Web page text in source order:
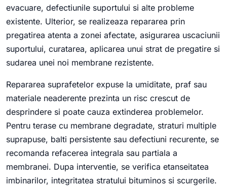
evacuare, defectiunile suportului si alte probleme
existente. Ulterior, se realizeaza repararea prin
pregatirea atenta a zonei afectate, asigurarea uscaciunii
suportului, curatarea, aplicarea unui strat de pregatire si
sudarea unei noi membrane rezistente.
Repararea suprafetelor expuse la umiditate, praf sau
materiale neaderente prezinta un risc crescut de
desprindere si poate cauza extinderea problemelor.
Pentru terase cu membrane degradate, straturi multiple
suprapuse, balti persistente sau defectiuni recurente, se
recomanda refacerea integrala sau partiala a
membranei. Dupa interventie, se verifica etanseitatea
imbinarilor, integritatea stratului bituminos si scurgerile.